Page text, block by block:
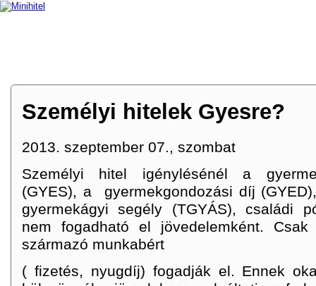
Személyi hitelek Gyesre?
2013. szeptember 07., szombat
Személyi hitel igénylésénél a
(GYES), a gyermekgondozási díj
gyermekágyi segély (TGYÁS), családi
nem fogadható el jövedelemként. Csak
származó munkabért
( fizetés, nyugdíj) fogadják el. Ennek